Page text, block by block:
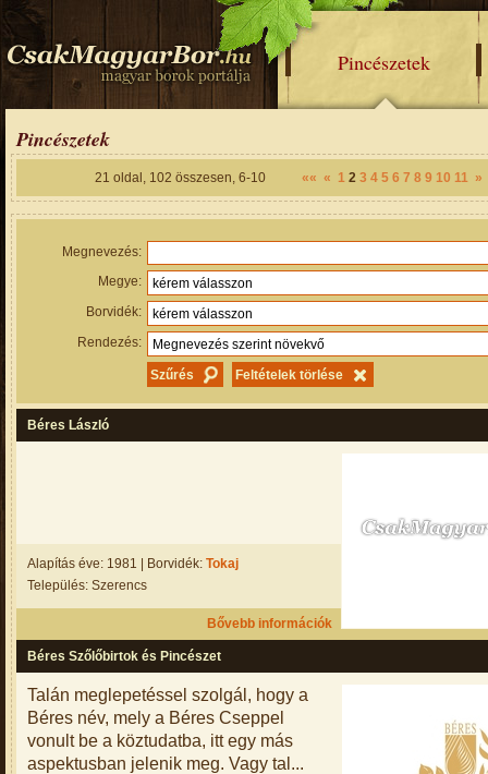
Pincészetek
Pincészetek
21 oldal, 102 összesen, 6-10 «« « 1 2 3 4 5 6 7 8 9 10 11 »
Megnevezés:
Megye:
Borvidék:
Rendezés:
Béres László
Alapítás éve: 1981 | Borvidék: Tokaj
Település: Szerencs
Bővebb információk
Béres Szőlőbirtok és Pincészet
Talán meglepetéssel szolgál, hogy a
Béres név, mely a Béres Cseppel
vonult be a köztudatba, itt egy más
aspektusban jelenik meg. Vagy tal...